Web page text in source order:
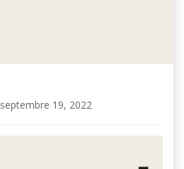
septembre 19, 2022